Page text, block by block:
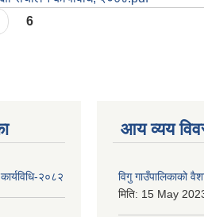
6
२०८२
आय व्यय
विगु गाउँपालिकाको
मिति: 15 May